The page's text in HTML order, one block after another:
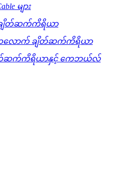
များ
း ချိတ်ဆက်ကိရိယာ
လောက် ချိတ်ဆက်ကိရိယာ
တ်ဆက်ကိရိယာနှင့် ကေဘယ်လ်